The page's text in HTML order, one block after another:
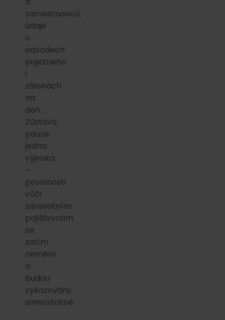
zaměstnanců,
údaje
o
odvodech
pojistného
i
zálohách
na
daň.
Zůstává
pouze
jedna
výjimka
–
povinnosti
vůči
zdravotním
pojišťovnám
se
zatím
nemění
a
budou
vykazovány
samostatně.